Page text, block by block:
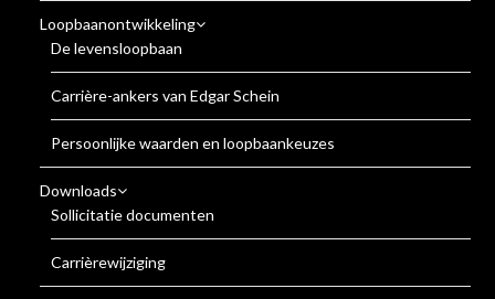
Loopbaanontwikkeling
De levensloopbaan
Carrière-ankers van Edgar Schein
Persoonlijke waarden en loopbaankeuzes
Downloads
Sollicitatie documenten
Carrièrewijziging